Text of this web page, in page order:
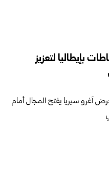
بإيطاليا لتعزيز